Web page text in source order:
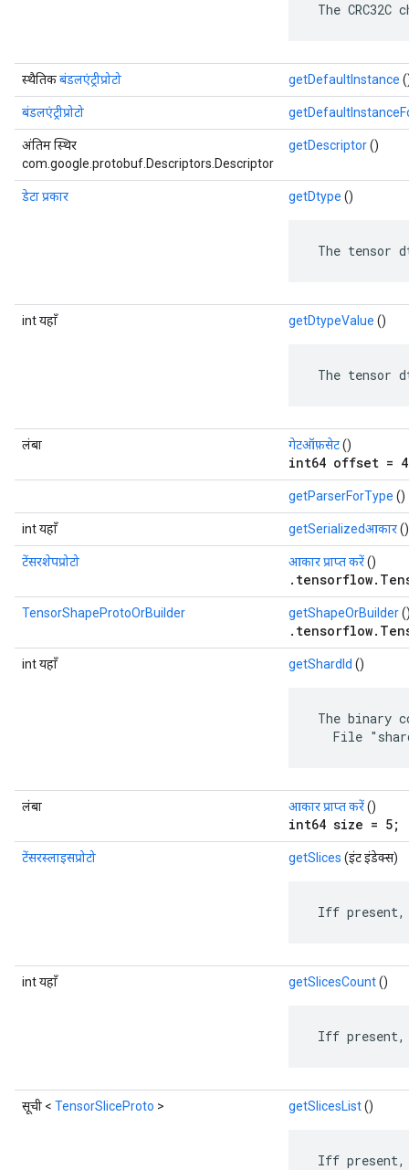
The
स्थैतिकबंडलएंट्रीप्रोटो getDefaultInstance
बंडलएंट्रीप्रोटो
अंतिम स्थिर
com.google.protobuf.Descriptors.Descriptor
getDescriptor()
डेटा प्रकार getDtype ()
The tensor
int यहाँ getDtypeValue ()
The tensor
लंबा गेटऑफ़सेट()
int64 offset =
getParserForType ()
int यहाँ getSerializedआकार()
टेंसरशेपप्रोटो आकार प्राप्त करें()
TensorShapeProtoOrBuilder getShapeOrBuilder
int यहाँ getShardId ()
The binary
File
लंबा आकार प्राप्त करें()
int64 size = 5;
टेंसरस्लाइसप्रोटो getSlices (इंट इंडेक्स)
Iff present,
int यहाँ getSlicesCount()
Iff present,
सूची < TensorSliceProto > getSlicesList()
Iff present,